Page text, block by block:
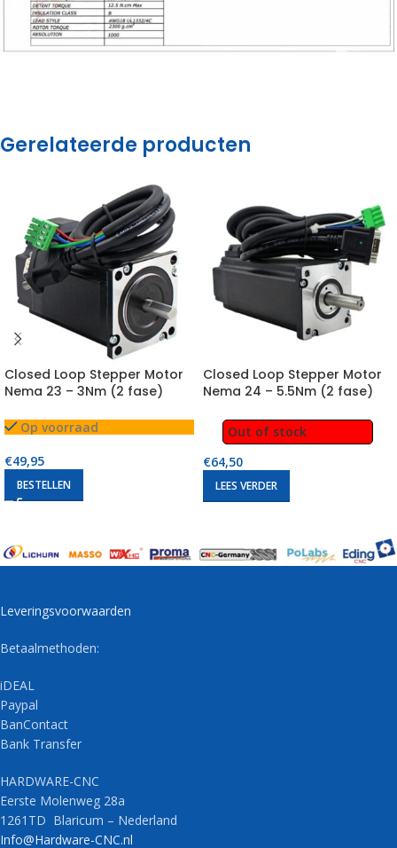
Gerelateerde producten
Closed Loop Stepper Motor
Nema 23 – 3Nm (2 fase)
Op voorraad
€49,95
BESTELLEN
Closed Loop Stepper Motor
Nema 24 – 5.5Nm (2 fase)
Out of stock
€64,50
LEES VERDER
Leveringsvoorwaarden
Betaalmethoden:
iDEAL
Paypal
BanContact
Bank Transfer
HARDWARE-CNC
Eerste Molenweg 28a
1261TD Blaricum – Nederland
Info@Hardware-CNC.nl